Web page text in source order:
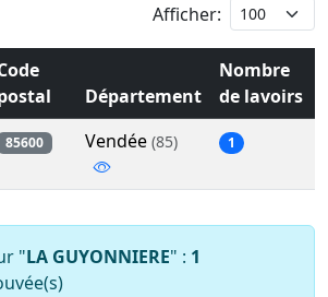
Afficher:
Département
Nombre
de lavoirs
85600 Vendée (85) 1
"LA GUYONNIERE" : 1